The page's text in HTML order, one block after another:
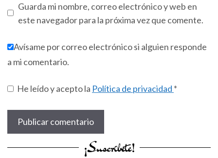
Guarda mi nombre, correo electrónico y web en
este navegador para la próxima vez que comente.
Avísame por correo electrónico si alguien responde
a mi comentario.
He leído y acepto la Política de privacidad *
¡Suscríbete!